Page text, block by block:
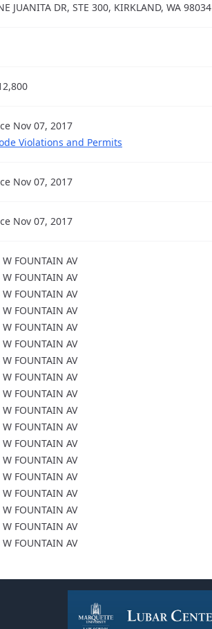
JUANITA DR, STE 300, KIRKLAND, WA 98034
Nov 07, 2017
Violations and Permits
Nov 07, 2017
Nov 07, 2017
FOUNTAIN AV
FOUNTAIN AV
FOUNTAIN AV
FOUNTAIN AV
FOUNTAIN AV
FOUNTAIN AV
FOUNTAIN AV
FOUNTAIN AV
FOUNTAIN AV
FOUNTAIN AV
FOUNTAIN AV
FOUNTAIN AV
FOUNTAIN AV
FOUNTAIN AV
FOUNTAIN AV
FOUNTAIN AV
FOUNTAIN AV
FOUNTAIN AV